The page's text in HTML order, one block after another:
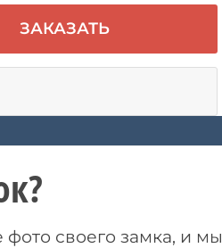
своего замка, и мы